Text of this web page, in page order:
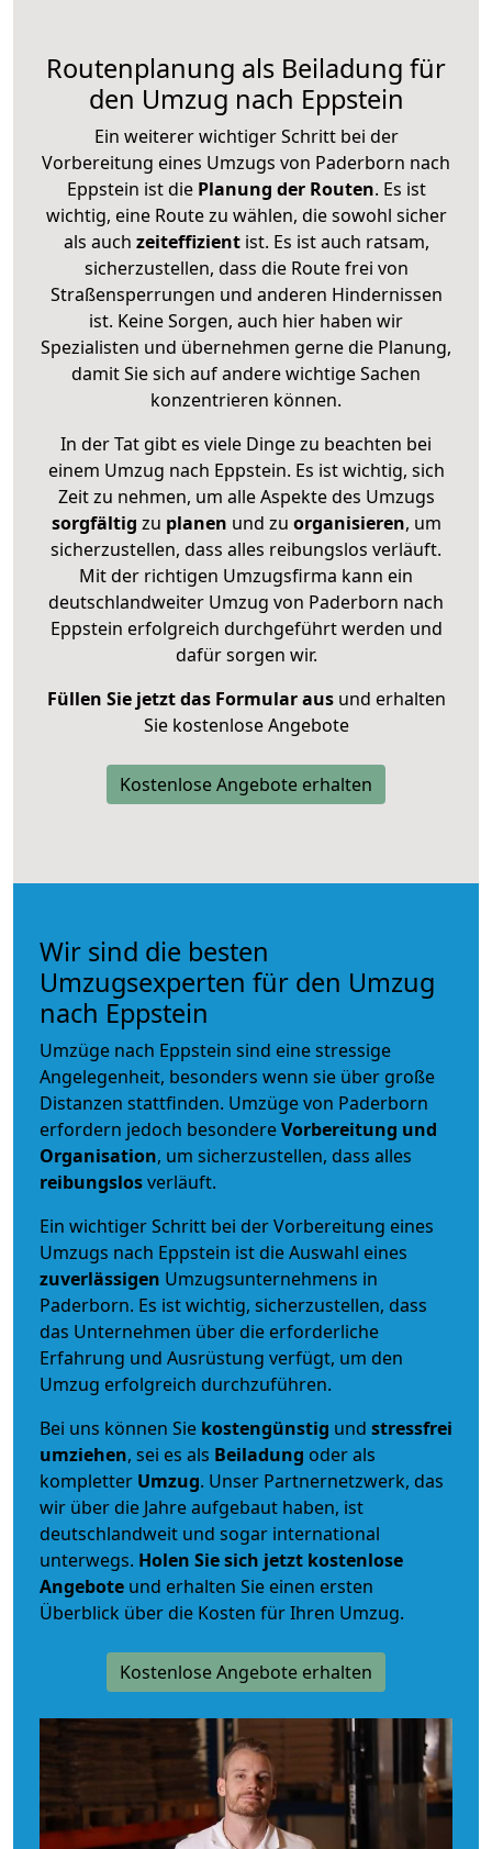
Routenplanung als Beiladung für
den Umzug nach Eppstein
Ein weiterer wichtiger Schritt bei der
Vorbereitung eines Umzugs von Paderborn nach
Eppstein ist diePlanung der Routen. Es ist
wichtig, eine Route zu wählen, die sowohl sicher
als auch zeiteffizientist. Es ist auch ratsam,
sicherzustellen, dass die Route frei von
Straßensperrungen und anderen Hindernissen
ist. Keine Sorgen, auch hier haben wir
Spezialisten und übernehmen gerne die Planung,
damit Sie sich auf andere wichtige Sachen
konzentrieren können.
In der Tat gibt es viele Dinge zu beachten bei
einem Umzug nach Eppstein. Es ist wichtig, sich
Zeit zu nehmen, um alle Aspekte des Umzugs
sorgfältig zu planen und zu organisieren, um
sicherzustellen, dass alles reibungslos verläuft.
Mit der richtigen Umzugsfirma kann ein
deutschlandweiter Umzug von Paderborn nach
Eppstein erfolgreich durchgeführt werden und
dafür sorgen wir.
Füllen Sie jetzt das Formular ausund erhalten
Sie kostenlose Angebote
Kostenlose Angebote erhalten
Wir sind die besten
Umzugsexperten für den Umzug
nach Eppstein
Umzüge nach Eppstein sind eine stressige
Angelegenheit, besonders wenn sie über große
Distanzen stattfinden. Umzüge von Paderborn
erfordern jedoch besondereVorbereitung und
Organisation, um sicherzustellen, dass alles
reibungslosverläuft.
Ein wichtiger Schritt bei der Vorbereitung eines
Umzugs nach Eppstein ist die Auswahl eines
zuverlässigen Umzugsunternehmens in
Paderborn. Es ist wichtig, sicherzustellen, dass
das Unternehmen über die erforderliche
Erfahrung und Ausrüstung verfügt, um den
Umzug erfolgreich durchzuführen.
Bei uns können Sie kostengünstig und stressfrei
umziehen, sei es als Beiladung oder als
kompletter Umzug. Unser Partnernetzwerk, das
wir über die Jahre aufgebaut haben, ist
deutschlandweit und sogar international
unterwegs. Holen Sie sich jetzt kostenlose
Angebote und erhalten Sie einen ersten
Überblick über die Kosten für Ihren Umzug.
Kostenlose Angebote erhalten